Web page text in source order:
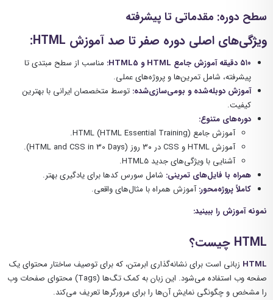
سطح دوره: مقدماتی تا پیشرفته
ویژگی‌های اصلی دوره صفر تا صد آموزش HTML:
۵۱۰ دقیقه آموزش جامع HTML و HTML5:
مناسب از سطح مبتدی تا
پیشرفته، شامل تمرین‌ها و پروژه‌های عملی.
آموزش دوبله‌شده و بومی‌سازی‌شده: توسط متخصصان ایرانی با بهترین
کیفیت.
دوره‌های متنوع:
آموزش جامع HTML (HTML Essential Training).
آموزش HTML و CSS در ۳۰ روز (HTML and CSS in 30 Days).
آشنایی با ویژگی‌های جدید HTML5.
همراه با فایل‌های تمرینی: شامل سورس کدها برای یادگیری بهتر.
کاملاً پروژه‌محور:آموزش همراه با مثال‌های واقعی.
نمونه آموزش را ببینید:
HTML چیست؟
HTML زبانی است برای نشانه‌گذاری ابرمتن، که برای توصیف ساختار محتوای یک
صفحه وب استفاده می‌شود. این زبان به کمک تگ‌ها (Tags) محتوای صفحات وب
را مشخص و چگونگی نمایش آن‌ها را برای مرورگرها تعریف می‌کند.